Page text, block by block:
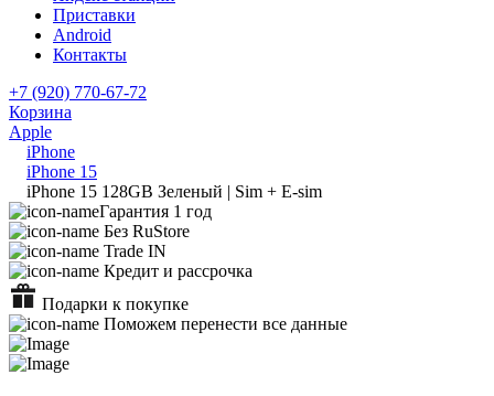
Приставки
Android
Контакты
+7 (920) 770-67-72
Корзина
Apple
iPhone
iPhone 15
iPhone 15 128GB Зеленый | Sim + E-sim
Гарантия 1 год
Без RuStore
Trade IN
Кредит и рассрочка
Подарки к покупке
Поможем перенести все данные